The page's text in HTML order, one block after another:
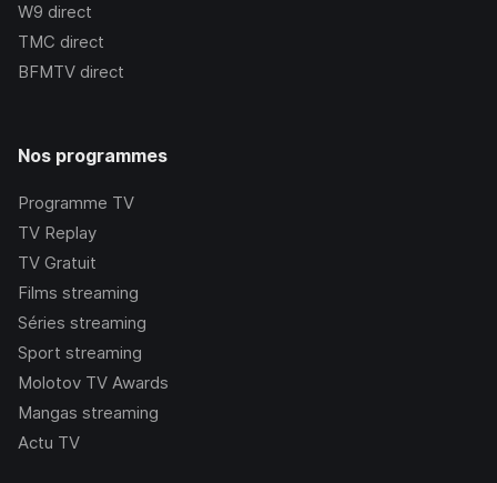
W9 direct
TMC direct
BFMTV direct
Nos programmes
Programme TV
TV Replay
TV Gratuit
Films streaming
Séries streaming
Sport streaming
Molotov TV Awards
Mangas streaming
Actu TV